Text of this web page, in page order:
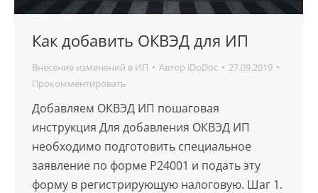
Как добавить ОКВЭД для ИП
Внесение изменений в ИП Автор iDoDoc
27.09.2019
Прокомментировать
Добавляем ОКВЭД ИП пошаговая
инструкция Для добавления ОКВЭД ИП
необходимо подготовить специальное
заявление по форме Р24001 и подать эту
форму в регистрирующую налоговую. Шаг 1.